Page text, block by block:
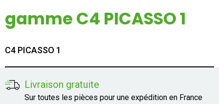
gamme C4 PICASSO 1
C4 PICASSO 1
Livraison gratuite
Sur toutes les pièces pour une expédition en France